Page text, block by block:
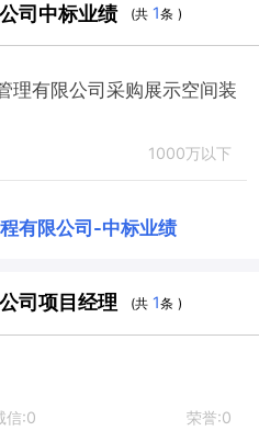
司中标业绩 (共 1条 )
理有限公司采购展示空间装
1000万以下
有限公司 -中标业绩
司项目经理 (共 1条 )
信:0 荣誉:0